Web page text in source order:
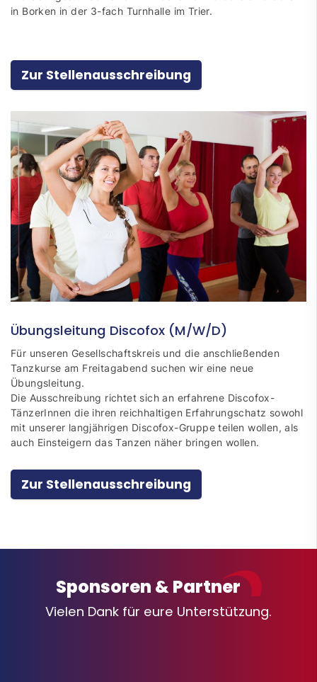
in Borken in der 3-fach Turnhalle im Trier.
Zur Stellenausschreibung
Übungsleitung Discofox (M/W/D)
Für unseren Gesellschaftskreis und die anschließenden
Tanzkurse am Freitagabend suchen wir eine neue
Übungsleitung.
Die Ausschreibung richtet sich an erfahrene Discofox-
TänzerInnen die ihren reichhaltigen Erfahrungschatz sowohl
mit unserer langjährigen Discofox-Gruppe teilen wollen, als
auch Einsteigern das Tanzen näher bringen wollen.
Zur Stellenausschreibung
Sponsoren & Partner
Vielen Dank für eure Unterstützung.